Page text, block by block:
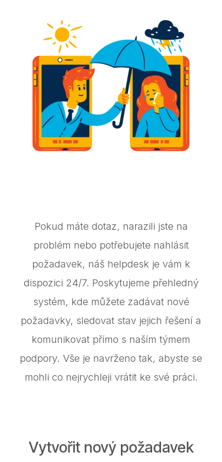
Pokud máte dotaz, narazili jste na
problém nebo potřebujete nahlásit
požadavek, náš helpdesk je vám k
dispozici 24/7. Poskytujeme přehledný
systém, kde můžete zadávat nové
požadavky, sledovat stav jejich řešení a
komunikovat přímo s naším týmem
podpory. Vše je navrženo tak, abyste se
mohli co nejrychleji vrátit ke své práci.
Vytvořit nový požadavek